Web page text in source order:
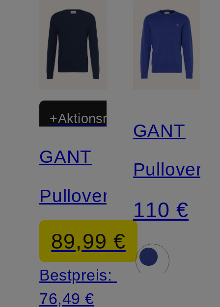
+Aktionsrabatt
GANT
Pullover
89,99 €
Bestpreis:
76,49 €
GANT
Pullover
110 €